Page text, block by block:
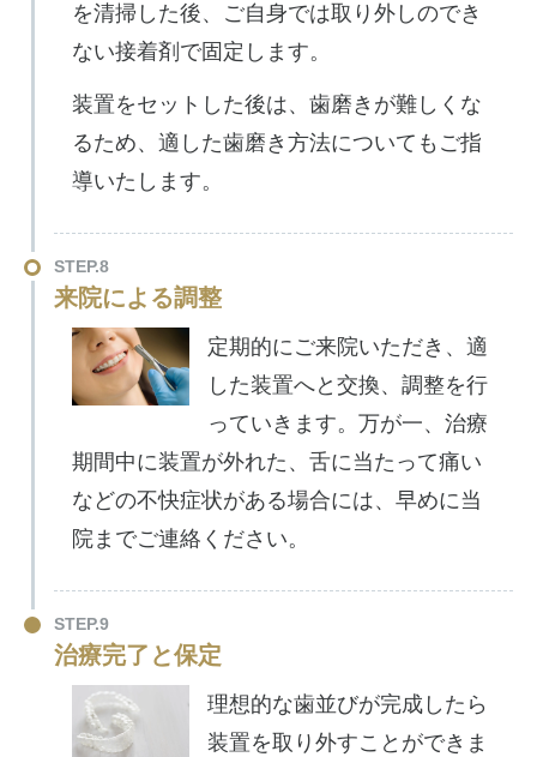
を清掃した後、ご自身では取り外しのでき
ない接着剤で固定します。
装置をセットした後は、歯磨きが難しくな
るため、適した歯磨き方法についてもご指
導いたします。
STEP.8
来院による調整
定期的にご来院いただき、適
した装置へと交換、調整を行
っていきます。万が一、治療
期間中に装置が外れた、舌に当たって痛い
などの不快症状がある場合には、早めに当
院までご連絡ください。
STEP.9
治療完了と保定
理想的な歯並びが完成したら
装置を取り外すことができま